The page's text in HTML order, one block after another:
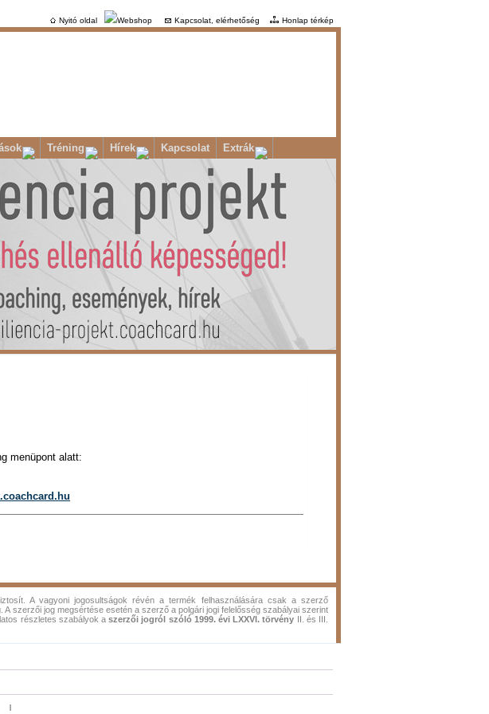
Nyitó oldal Webshop Kapcsolat, elérhetőség Honlap térkép
Tréning Hírek Kapcsolat Extrák
menüpont alatt:
A vagyoni jogosultságok révén a termék felhasználására csak a szerző
szerzői jog megsértése esetén a szerző a polgári jogi felelősség szabályai szerint
részletes szabályok aszerzői jogról szóló 1999. évi LXXVI. törvény II. és III.